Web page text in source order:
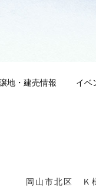
地・建売情報 イベ
岡山市北区 Ｋ